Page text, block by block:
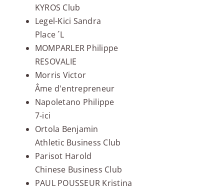
KYROS Club
Legel-Kici Sandra
Place ´L
MOMPARLER Philippe
RESOVALIE
Morris Victor
Âme d'entrepreneur
Napoletano Philippe
7-ici
Ortola Benjamin
Athletic Business Club
Parisot Harold
Chinese Business Club
PAUL POUSSEUR Kristina